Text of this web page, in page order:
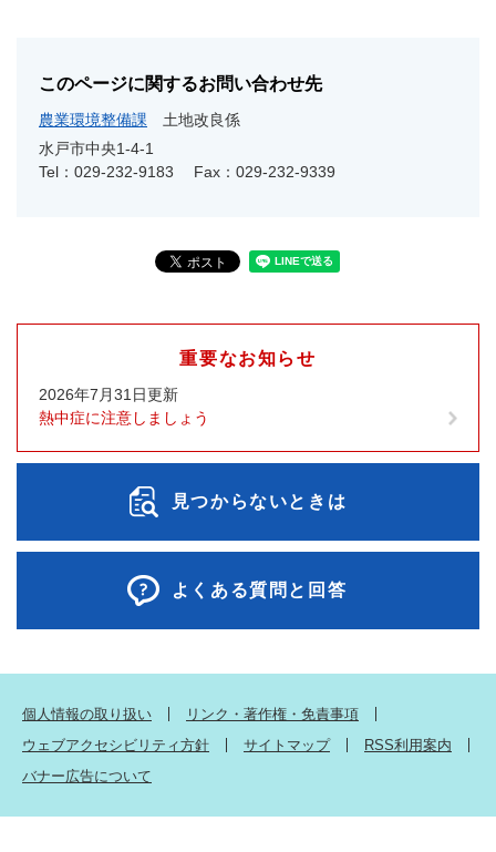
このページに関するお問い合わせ先
農業環境整備課
土地改良係
水戸市中央1-4-1
Tel：029-232-9183
Fax：029-232-9339
重要なお知らせ
2026年7月31日更新
熱中症に注意しましょう
見つからないときは
よくある質問と回答
個人情報の取り扱い
リンク・著作権・免責事項
ウェブアクセシビリティ方針
サイトマップ
RSS利用案内
バナー広告について